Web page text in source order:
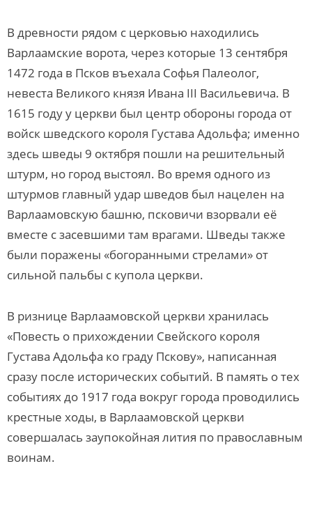
В древности рядом с церковью находились
Варлаамские ворота, через которые 13 сентября
1472 года в Псков въехала Софья Палеолог,
невеста Великого князя Ивана III Васильевича. В
1615 году у церкви был центр обороны города от
войск шведского короля Густава Адольфа; именно
здесь шведы 9 октября пошли на решительный
штурм, но город выстоял. Во время одного из
штурмов главный удар шведов был нацелен на
Варлаамовскую башню, псковичи взорвали её
вместе с засевшими там врагами. Шведы также
были поражены «богоранными стрелами» от
сильной пальбы с купола церкви.
В ризнице Варлаамовской церкви хранилась
«Повесть о прихождении Свейского короля
Густава Адольфа ко граду Пскову», написанная
сразу после исторических событий. В память о тех
событиях до 1917 года вокруг города проводились
крестные ходы, в Варлаамовской церкви
совершалась заупокойная лития по православным
воинам.